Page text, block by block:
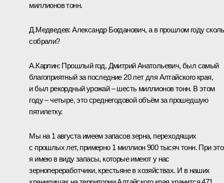
миллионов тонн.
Д.Медведев:Александр Богданович, а в прошлом году
собрали?
А.Карлин: Прошлый год, Дмитрий Анатольевич, был самый
благоприятный за последние 20 лет для Алтайского края,
и был рекордный урожай – шесть миллионов тонн. В этом
году – четыре, это среднегодовой объём за прошедшую
пятилетку.
Мы на 1 августа имеем запасов зерна, переходящих
с прошлых лет, примерно 1 миллион 900 тысяч тонн. При
я имею в виду запасы, которые имеют у нас
зернопереработчики, крестьяне в хозяйствах. И в наших